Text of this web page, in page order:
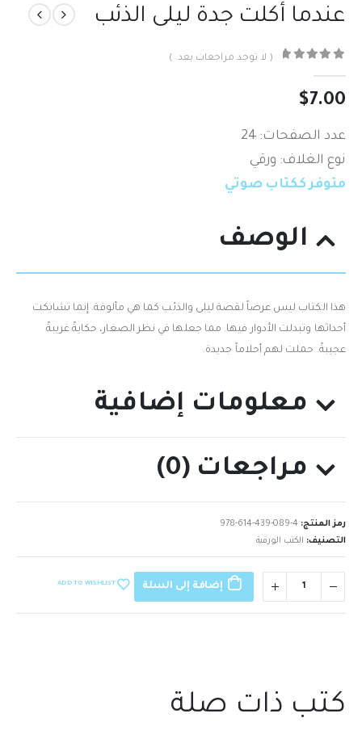
عندما أكلت جدة ليلى الذئب
( لا توجد مراجعات بعد. )
$7.00
عدد الصفحات: 24
نوع الغلاف: ورقي
متوفر ككتاب صوتي
الوصف
هذا الكتاب ليس عرضاً لقصة ليلى والذئب كما هي مألوفة. إنما تشابكت
أحداثها وتبدلت الأدوار فيها. مما جعلها في نظر الصغار، حكايةً غريبةً
عجيبةً. حملت لهم أحلاماً جديدة.
معلومات إضافية
مراجعات (0)
رمز المنتج: 978-614-439-089-4
التصنيف: الكتب الورقية
إضافة إلى السلة ADD TO WISHLIST
كتب ذات صلة